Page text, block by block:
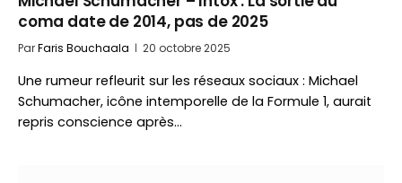
coma date de 2014, pas de 2025
ParFaris Bouchaala 20 octobre 2025
Une rumeur refleurit sur les réseaux sociaux : Michael
Schumacher, icône intemporelle de la Formule 1, aurait
repris conscience après…